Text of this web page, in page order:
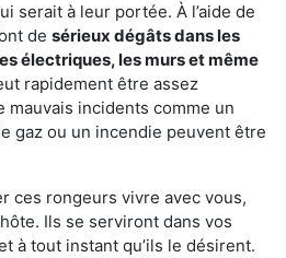
serait à leur portée. À l’aide de
de sérieux dégâts dans les
électriques, les murs et même
rapidement être assez
mauvais incidents comme un
gaz ou un incendie peuvent être
ces rongeurs vivre avec vous,
Ils se serviront dans vos
à tout instant qu’ils le désirent.